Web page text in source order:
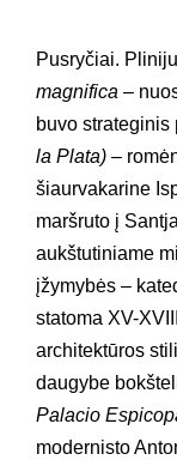
Pusryčiai.
magnifica –
buvo
la Plata) –
šiaurvakarine
maršruto į
aukštutiniame
įžymybės –
statoma XV-
architektūros
daugybe
Palacio
modernisto